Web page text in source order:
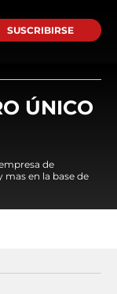
SUSCRIBIRSE
ÚNICO
de
en la base de